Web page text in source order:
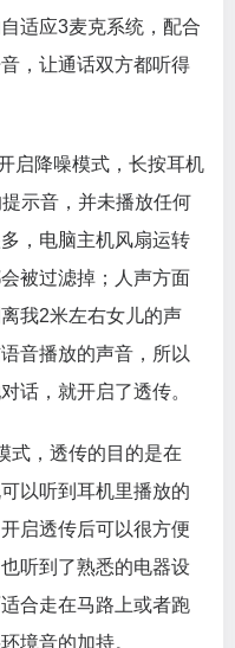
适应3麦克系统，配合
，让通话双方都听得
启降噪模式，长按耳机
示音，并未播放任何
，电脑主机风扇运转
被过滤掉；人声方面
我2米左右女儿的声
音播放的声音，所以
话，就开启了透传。
式，透传的目的是在
以听到耳机里播放的
启透传后可以很方便
听到了熟悉的电器设
合走在马路上或者跑
境音的加持。